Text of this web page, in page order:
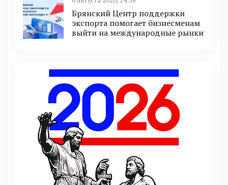
Брянский Центр поддержки
экспорта помогает бизнесменам
выйти на международные рынки